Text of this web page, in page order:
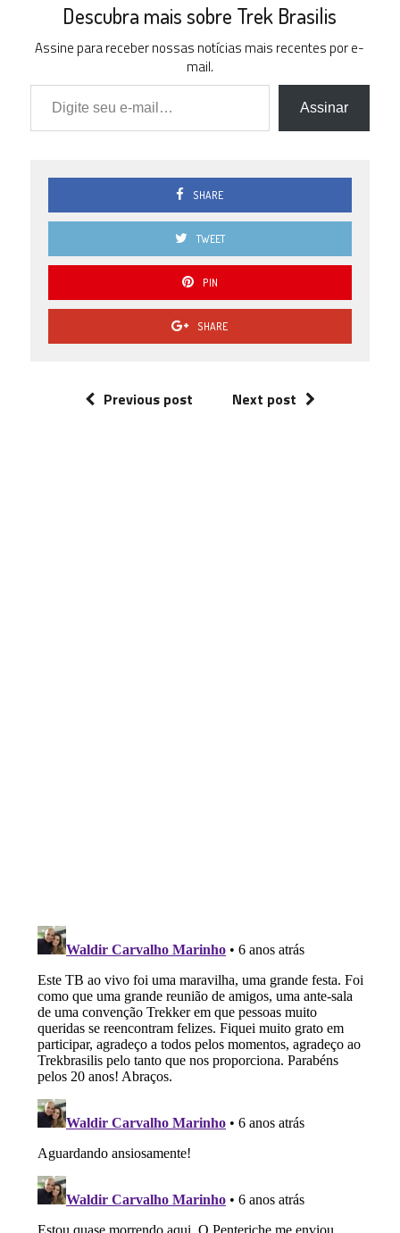
Descubra mais sobre Trek Brasilis
Assine para receber nossas notícias mais recentes por e-
mail.
Digite seu e-mail…
Assinar
SHARE
TWEET
PIN
SHARE
Previous post Next post